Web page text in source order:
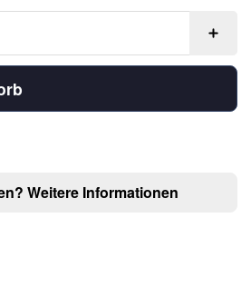
Weitere Informationen